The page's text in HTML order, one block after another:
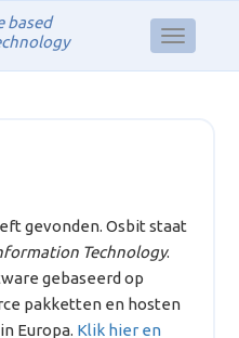
based
gevonden. Osbit staat
Technology.
gebaseerd op
pakketten en hosten
Europa. Klik hier en